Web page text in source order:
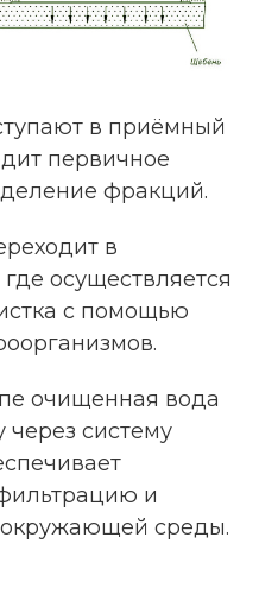
в приёмный
первичное
фракций.
в
осуществляется
с помощью
очищенная вода
через систему
и
окружающей среды.